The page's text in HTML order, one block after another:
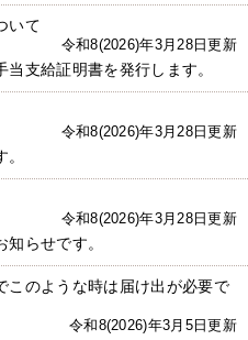
いて
令和8(2026)年3月28日更新
支給証明書を発行します。
令和8(2026)年3月28日更新
令和8(2026)年3月28日更新
らせです。
このような時は届け出が必要で
令和8(2026)年3月5日更新